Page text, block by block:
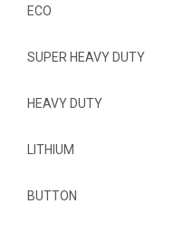
ECO
SUPER HEAVY DUTY
HEAVY DUTY
LITHIUM
BUTTON